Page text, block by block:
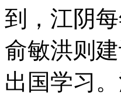
到，江阴
俞敏洪则
出国学习